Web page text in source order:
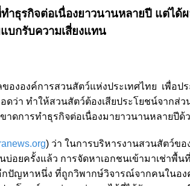
ธุรกิจต่อเนื่องยาวนานหลายปี แต่ได้
บกรับความเสี่ยงแทน
ององค์การสวนสัตว์แห่งประเทศไทย เพื่อป
ว่า ทำให้สวนสัตว์ต้องเสียประโยชน์จากส่ว
ดการทำธุรกิจต่อเนื่องมายาวนานหลายปีด้
) ว่า ในการบริหารงานสวนสัตว์ขอ
อยครั้งแล้ว การจัดหาเอกชนเข้ามาเช่าพื้นที่
กปัญหาหนึ่ง ที่ถูกวิพากษ์วิจารณ์จากคนในอง